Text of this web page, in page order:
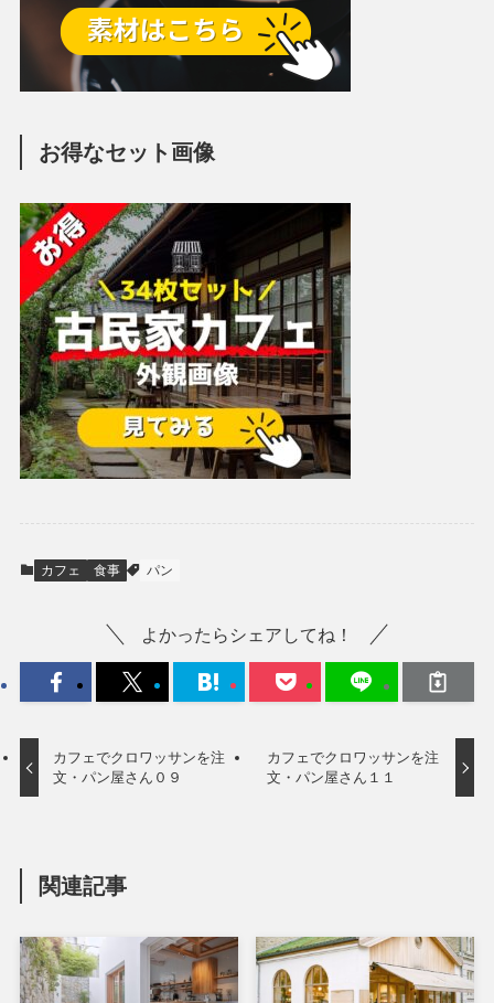
お得なセット画像
カフェ 食事 パン
よかったらシェアしてね！
カフェでクロワッサンを注
文・パン屋さん０９
カフェでクロワッサンを注
文・パン屋さん１１
関連記事